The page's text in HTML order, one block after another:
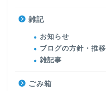
雑記
お知らせ
ブログの方針・推移
雑記事
ごみ箱